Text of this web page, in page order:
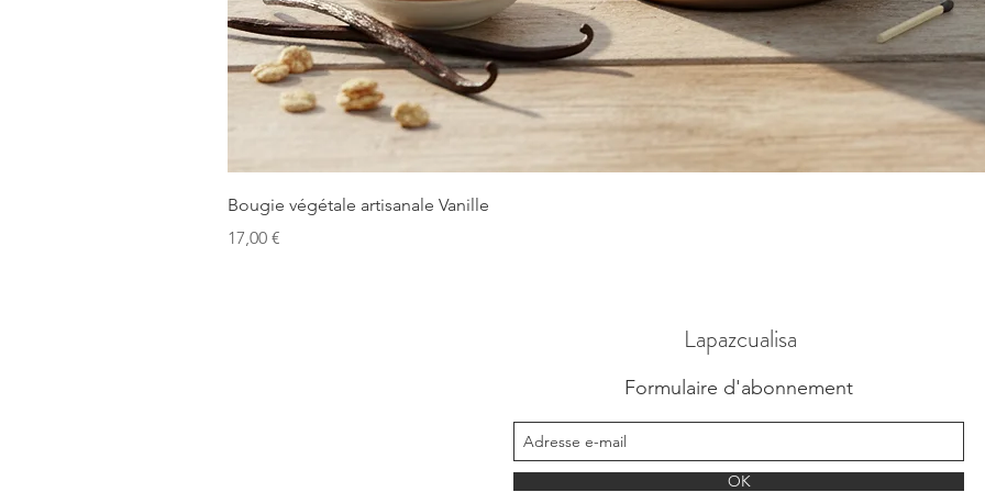
Bougie végétale artisanale Vanille
Precio
17,00 €
Lapazcualisa
Formulaire d'abonnement
OK